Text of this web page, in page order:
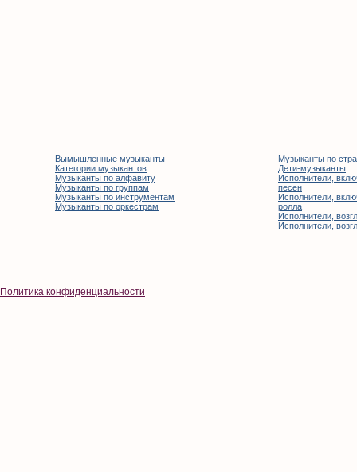
Вымышленные музыканты
Категории музыкантов
Музыканты по алфавиту
Музыканты по группам
Музыканты по инструментам
Музыканты по оркестрам
Музыканты по
Дети-музыканты
Исполнители,
песен
Исполнители,
ролла
Исполнители,
Исполнители,
Политика конфиденциальности